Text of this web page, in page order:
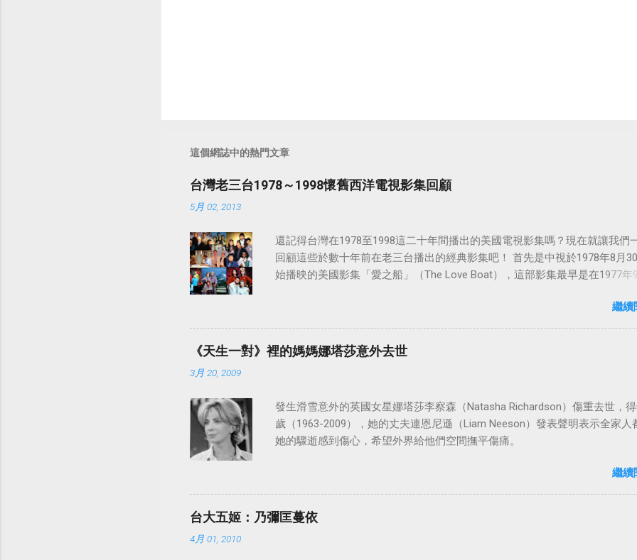
這個網誌中的熱門文章
台灣老三台1978～1998懷舊西洋電視影集回顧
5月 02, 2013
還記得台灣在1978至1998這二十年間播出的美國電視影集嗎？現在就讓我們
回顧這些於數十年前在老三台播出的經典影集吧！ 首先是中視於1978年8月
始播映的美國影集「愛之船」（The Love Boat），這部影集最早是在1977年
繼續
《天生一對》裡的媽媽娜塔莎意外去世
3月 20, 2009
發生滑雪意外的英國女星娜塔莎李察森（Natasha Richardson）傷重去世，
歲（1963-2009），她的丈夫連恩尼遜（Liam Neeson）發表聲明表示全家人
她的驟逝感到傷心，希望外界給他們空間撫平傷痛。
繼續
台大五姬：乃彌匡蔓依
4月 01, 2010